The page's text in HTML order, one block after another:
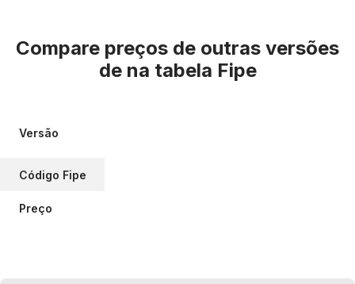
Compare preços de outras versões
de na tabela Fipe
Versão
Código Fipe
Preço